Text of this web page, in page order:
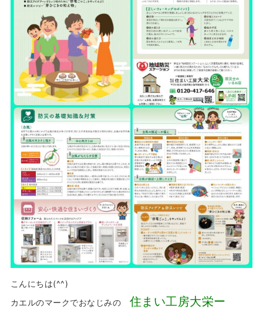
こんにちは(^^)
カエルのマークでおなじみの 住まい工房大栄ー